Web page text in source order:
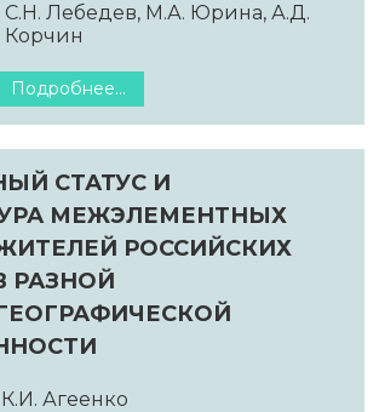
С.Н. Лебедев, М.А. Юрина, А.Д.
Подробнее...
СТАТУС И
МЕЖЭЛЕМЕНТНЫХ
РОССИЙСКИХ
РАЗНОЙ
Агеенко